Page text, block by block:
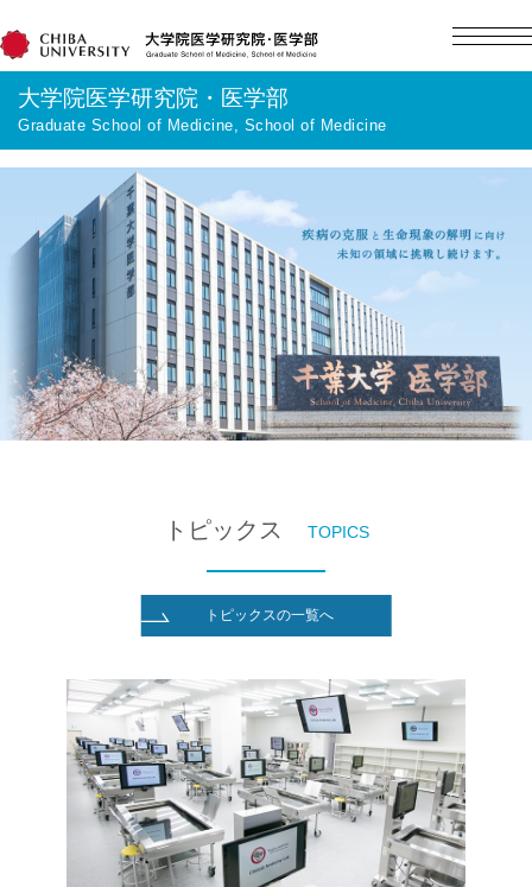
大学院医学研究院・医学部
Graduate School of Medicine, School of Medicine
日本語
研究
大学院志望の方 医学部志望の方 卒業生の方
トピックス TOPICS
トピックスの一覧へ